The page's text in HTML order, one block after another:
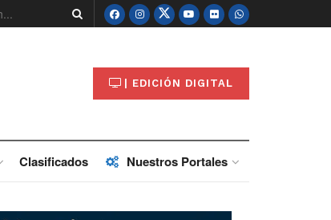
| EDICIÓN DIGITAL
Clasificados Nuestros Portales